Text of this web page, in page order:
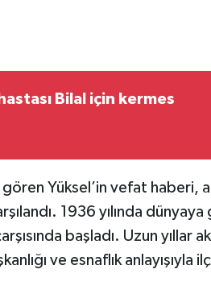
Bilal için kermes
Yüksel’in vefat haberi,
1936 yılında dünyaya
başladı. Uzun yıllar
ve esnaflık anlayışıyla